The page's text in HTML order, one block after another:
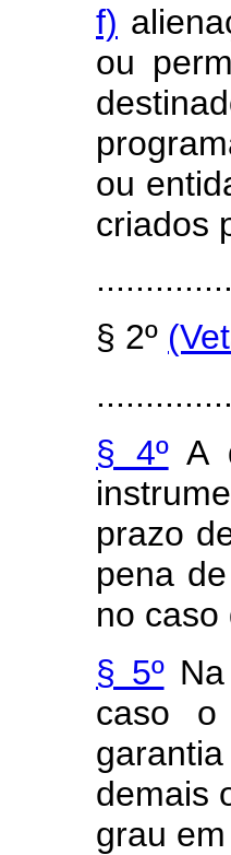
f)
ou
ou
criados
§ 2º
§ 4ºA
prazo
pena
no caso
§ 5ºNa
caso o
demais
grau